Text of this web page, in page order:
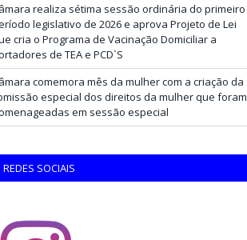
realiza sétima sessão ordinária do primeiro
legislativo de 2026 e aprova Projeto de Lei
cria o Programa de Vacinação Domiciliar a
de TEA e PCD`S
comemora mês da mulher com a criação da
especial dos direitos da mulher que foram
em sessão especial
REDES SOCIAIS